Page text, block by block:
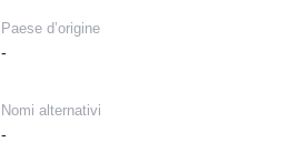
Paese d’origine
-
Nomi alternativi
-